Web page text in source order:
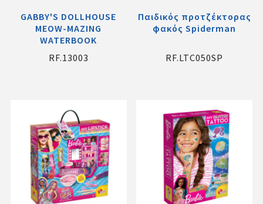
GABBY'S DOLLHOUSE
MEOW-MAZING
WATERBOOK
RF.13003
Παιδικός προτζέκτορας
φακός Spiderman
RF.LTC050SP